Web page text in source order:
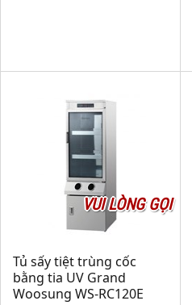
VUI LÒNG GỌI
Tủ sấy tiệt trùng cốc
bằng tia UV Grand
Woosung WS-RC120E